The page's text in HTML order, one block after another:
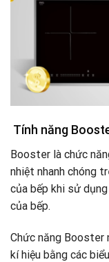
Tính năng
Booster là chức
nhiệt nhanh chóng
của bếp khi sử
của bếp.
Chức năng
kí hiệu bằng các